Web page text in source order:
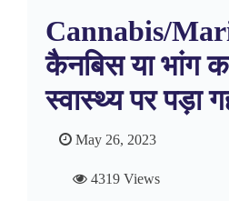
Cannabis/
कैनबिस या भांग
स्वास्थ्य पर पड़ा
May 26, 2023
4319 Views